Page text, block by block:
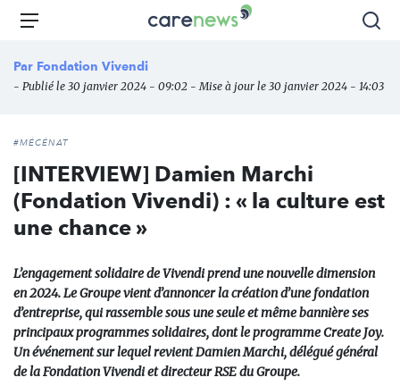
Aller
principal
Carenews,
des
Menu
Par Fondation Vivendi
- Publié le 30 janvier 2024 - 09:02 - Mise à jour le 30 janvier 2024 - 14:03
#MÉCÉNAT
[INTERVIEW] Damien Marchi
(Fondation Vivendi) : « la culture est
une chance »
L’engagement solidaire de Vivendi prend une nouvelle dimension
en 2024. Le Groupe vient d’annoncer la création d’une fondation
d’entreprise, qui rassemble sous une seule et même bannière ses
principaux programmes solidaires, dont le programme Create Joy.
Un événement sur lequel revient Damien Marchi, délégué général
de la Fondation Vivendi et directeur RSE du Groupe.